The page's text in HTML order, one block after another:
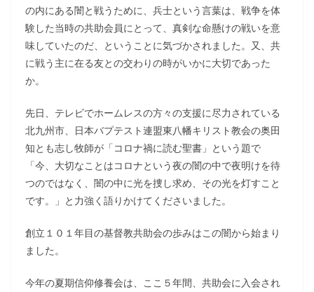
の内にある闇と戦うために、兵士という言葉は、戦争を体
験した当時の共助会員にとって、真剣な命懸けの戦いを意
味していたのだ、ということに気づかされました。又、共
に戦う主に在る友との交わりの時がいかに大切であった
か。
先日、テレビでホームレスの方々の支援に尽力されている
北九州市、日本バプテスト連盟東八幡キリスト教会の奥田
知とも志し牧師が「コロナ禍に読む聖書」という題で
「今、大切なことはコロナという夜の闇の中で夜明けを待
つのではなく、闇の中に光を捜し求め、その光を灯すこと
です。」と力強く語りかけてくださいました。
創立１０１年目の基督教共助会の歩みはこの闇から始まり
ました。
今年の夏期信仰修養会は、ここ５年間、共助会に入会され